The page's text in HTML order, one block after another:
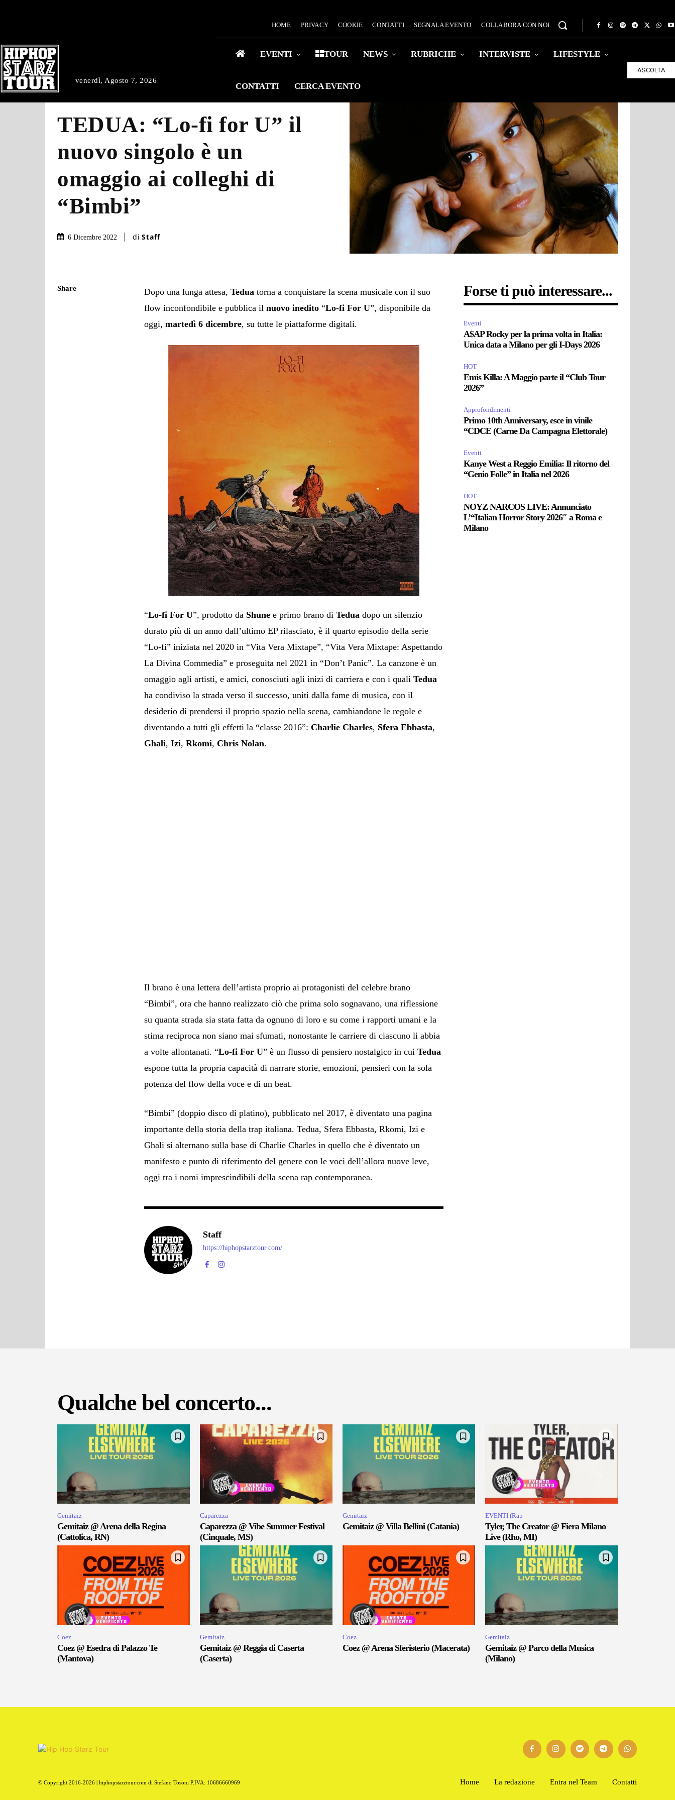
venerdì, Agosto 7, 2026
HOME PRIVACY COOKIE CONTATTI SEGNALA EVENTO COLLABORA CON NOI
EVENTI TOUR NEWS RUBRICHE INTERVISTE LIFESTYLE
CONTATTI CERCA EVENTO
ASCOLTA
TEDUA: “Lo-fi for U” il
nuovo singolo è un
omaggio ai colleghi di
“Bimbi”
6 Dicembre 2022 di Staff
Share Dopo una lunga attesa,Tedua torna a conquistare la scena musicale con il suo
flow inconfondibile e pubblica ilnuovo inedito “Lo-fi For U”, disponibile da
oggi, martedì 6 dicembre, su tutte le piattaforme digitali.
“Lo-fi For U”, prodotto da Shune e primo brano diTedua dopo un silenzio
durato più di un anno dall’ultimo EP rilasciato, è il quarto episodio della serie
“Lo-fi” iniziata nel 2020 in “Vita Vera Mixtape”, “Vita Vera Mixtape: Aspettando
La Divina Commedia” e proseguita nel 2021 in “Don’t Panic”. La canzone è un
omaggio agli artisti, e amici, conosciuti agli inizi di carriera e con i qualiTedua
ha condiviso la strada verso il successo, uniti dalla fame di musica, con il
desiderio di prendersi il proprio spazio nella scena, cambiandone le regole e
diventando a tutti gli effetti la “classe 2016”:Charlie Charles, Sfera Ebbasta,
Ghali,Izi,Rkomi,Chris Nolan.
Il brano è una lettera dell’artista proprio ai protagonisti del celebre brano
“Bimbi”, ora che hanno realizzato ciò che prima solo sognavano, una riflessione
su quanta strada sia stata fatta da ognuno di loro e su come i rapporti umani e la
stima reciproca non siano mai sfumati, nonostante le carriere di ciascuno li abbia
a volte allontanati. “Lo-fi For U” è un flusso di pensiero nostalgico in cuiTedua
espone tutta la propria capacità di narrare storie, emozioni, pensieri con la sola
potenza del flow della voce e di un beat.
“Bimbi” (doppio disco di platino), pubblicato nel 2017, è diventato una pagina
importante della storia della trap italiana. Tedua, Sfera Ebbasta, Rkomi, Izi e
Ghali si alternano sulla base di Charlie Charles in quello che è diventato un
manifesto e punto di riferimento del genere con le voci dell’allora nuove leve,
oggi tra i nomi imprescindibili della scena rap contemporanea.
Staff
https://hiphopstarztour.com/
Forse ti può interessare...
Eventi
A$AP Rocky per la prima volta in Italia:
Unica data a Milano per gli I-Days 2026
HOT
Emis Killa: A Maggio parte il “Club Tour
2026”
Approfondimenti
Primo 10th Anniversary, esce in vinile
“CDCE (Carne Da Campagna Elettorale)
Eventi
Kanye West a Reggio Emilia: Il ritorno del
“Genio Folle” in Italia nel 2026
HOT
NOYZ NARCOS LIVE: Annunciato
L’“Italian Horror Story 2026″ a Roma e
Milano
Qualche bel concerto...
Gemitaiz
Gemitaiz @ Arena della Regina
(Cattolica, RN)
Caparezza
Caparezza @ Vibe Summer Festival
(Cinquale, MS)
Gemitaiz
Gemitaiz @ Villa Bellini (Catania)
EVENTI (Rap
Tyler, The Creator @ Fiera Milano
Live (Rho, MI)
Coez
Coez @ Esedra di Palazzo Te
(Mantova)
Gemitaiz
Gemitaiz @ Reggia di Caserta
(Caserta)
Coez
Coez @ Arena Sferisterio (Macerata)
Gemitaiz
Gemitaiz @ Parco della Musica
(Milano)
© Copyright 2016-2026 | hiphopstarztour.com di Stefano Tosoni P.IVA: 10686660969 Home La redazione Entra nel Team Contatti